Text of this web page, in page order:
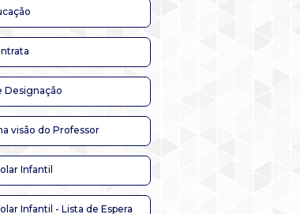
Designação
visão do Professor
Infantil
Infantil - Lista de Espera